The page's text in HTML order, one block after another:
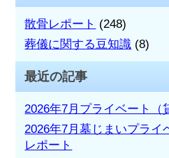
ン
散骨レポート (248)
葬儀に関する豆知識 (8)
最近の記事
2026年7月プライベート（
2026年7月墓じまいプライ
レポート